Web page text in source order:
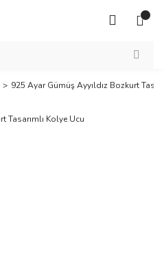
925 Ayar Gümüş Ayyıldız Bozkurt